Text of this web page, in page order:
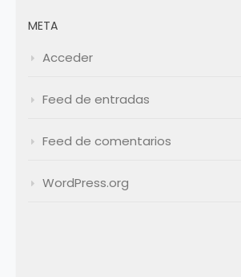
META
Acceder
Feed de entradas
Feed de comentarios
WordPress.org